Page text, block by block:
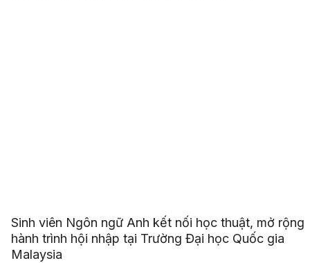
Sinh viên Ngôn ngữ Anh kết nối học thuật, mở rộng
hành trình hội nhập tại Trường Đại học Quốc gia
Malaysia